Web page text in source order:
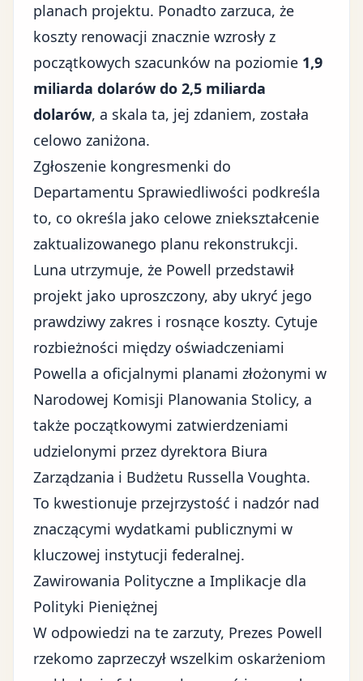
planach projektu. Ponadto zarzuca, że
koszty renowacji znacznie wzrosły z
początkowych szacunków na poziomie 1,9
miliarda dolarów do 2,5 miliarda
dolarów, a skala ta, jej zdaniem, została
celowo zaniżona.
Zgłoszenie kongresmenki do
Departamentu Sprawiedliwości podkreśla
to, co określa jako celowe zniekształcenie
zaktualizowanego planu rekonstrukcji.
Luna utrzymuje, że Powell przedstawił
projekt jako uproszczony, aby ukryć jego
prawdziwy zakres i rosnące koszty. Cytuje
rozbieżności między oświadczeniami
Powella a oficjalnymi planami złożonymi w
Narodowej Komisji Planowania Stolicy, a
także początkowymi zatwierdzeniami
udzielonymi przez dyrektora Biura
Zarządzania i Budżetu Russella Voughta.
To kwestionuje przejrzystość i nadzór nad
znaczącymi wydatkami publicznymi w
kluczowej instytucji federalnej.
Zawirowania Polityczne a Implikacje dla
Polityki Pieniężnej
W odpowiedzi na te zarzuty, Prezes Powell
rzekomo zaprzeczył wszelkim oskarżeniom